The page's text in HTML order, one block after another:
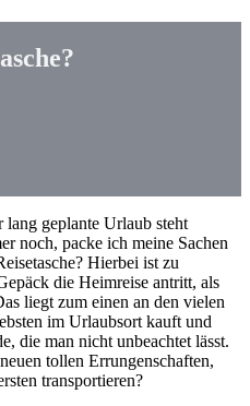
lang geplante Urlaub steht
noch, packe ich meine Sachen
Hierbei ist zu
die Heimreise antritt, als
liegt zum einen an den vielen
im Urlaubsort kauft und
die man nicht unbeachtet lässt.
tollen Errungenschaften,
transportieren?